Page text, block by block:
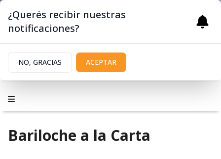
Bariloche a la Carta
¿Querés recibir nuestras
notificaciones?
NO, GRACIAS ACEPTAR